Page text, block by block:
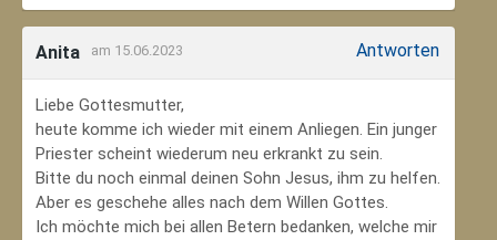
Anita am 15.06.2023 Antworten
Liebe Gottesmutter,
heute komme ich wieder mit einem Anliegen. Ein junger
Priester scheint wiederum neu erkrankt zu sein.
Bitte du noch einmal deinen Sohn Jesus, ihm zu helfen.
Aber es geschehe alles nach dem Willen Gottes.
Ich möchte mich bei allen Betern bedanken, welche mir